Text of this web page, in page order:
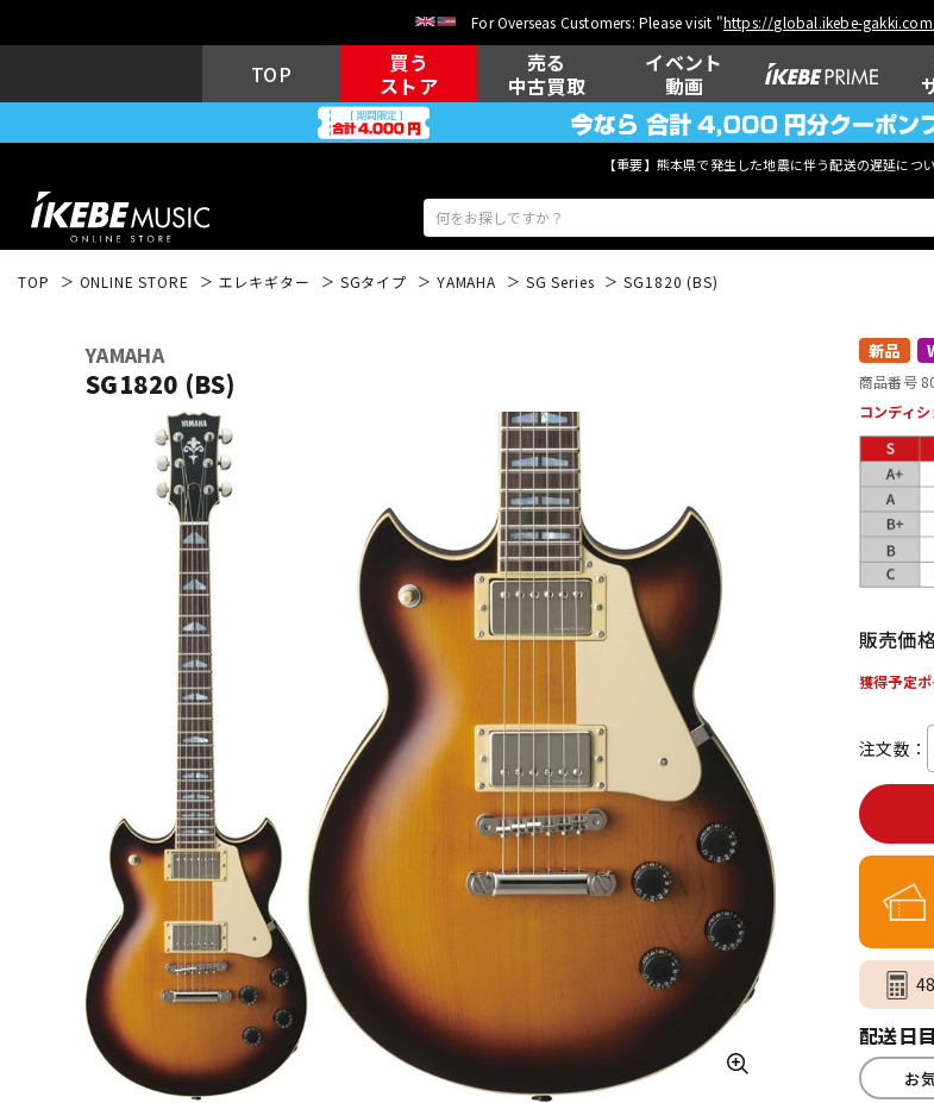
For Overseas Customers: Please visit "https://global.ikebe-
TOP
買う
ストア
売る
中古買取
イベント
動画
【重要】熊本県で発生した地震に伴う配送の遅延につ
ウク
キーボード 電子ピアノ その
DJ機器 DTM DTM オンラ
イン納品
レ
グ機
中古 ヴィンテージ
TOP ONLINE STORE エレキギター SGタイプ YAMAHA SG Series SG1820 (BS)
YAMAHA
SG1820 (BS)
新品
商品番号
コンディ
販売価
獲得予定
注文数：
配送日
お